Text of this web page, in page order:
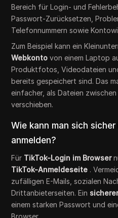
Bereich für Login- und
Passwort-Zurücksetzen,
Telefonnummern sowie
Zum Beispiel kann ein
Webkonto von einem Laptop
Produktfotos, Videodateien
bereits gespeichert sind. Das
einfacher, als Dateien
verschieben.
Wie kann man sich
anmelden?
Für TikTok-Login im Browser
TikTok-Anmeldeseite .
zufälligen E-Mails, sozialen
Drittanbieterseiten. Ein
einem starken Passwort und
Browser.